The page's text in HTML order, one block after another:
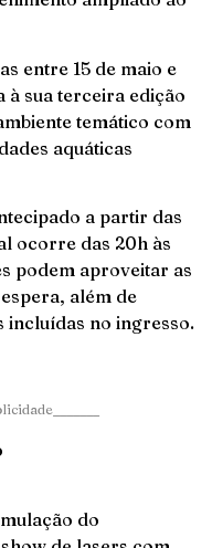
entre 15 de maio e
à sua terceira edição
temático com
aquáticas
a partir das
ocorre das 20h às
podem aproveitar as
além de
incluídas no ingresso.
do